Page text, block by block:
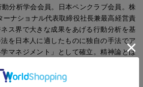
動分析学会会員。日本ペンクラブ会員。株
ーナショナル代表取締役社長兼最高経営責
ス界で大きな成果をあげる行動分析を基
を日本人に適したものに独自の手法でア
マネジメント」として確立。精神論とは
現場のリーダー層から絶大な支持を集め